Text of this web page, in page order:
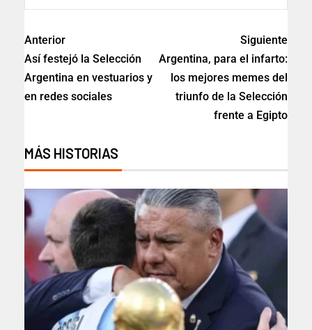
Anterior
Así festejó la Selección
Argentina en vestuarios y
en redes sociales
Siguiente
Argentina, para el infarto:
los mejores memes del
triunfo de la Selección
frente a Egipto
MÁS HISTORIAS